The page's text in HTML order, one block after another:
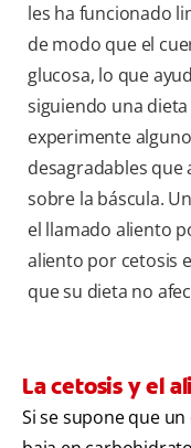
les ha funcionado
de modo que el
glucosa, lo que
siguiendo una
experimente
desagradables
sobre la báscula.
el llamado aliento
aliento por cetosis
que su dieta no
La cetosis y el
Si se supone que